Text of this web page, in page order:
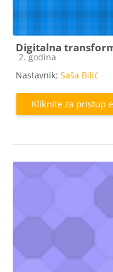
Digitalna
Kategorija e-kolegija
2. godina
Nastavnik: Saša Bilić
Kliknite za pristup